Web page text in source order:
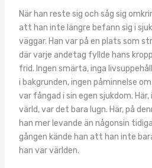
När han reste sig och såg sig
att han inte längre befann sig i
väggar. Han var på en plats som
där varje andetag fyllde hans
frid. Ingen smärta, inga
i bakgrunden, ingen påminnelse
var fångad i sin egen sjukdom.
värld, var det bara lugn. Här, på
han mer levande än någonsin
gången kände han att han inte
han var världen.